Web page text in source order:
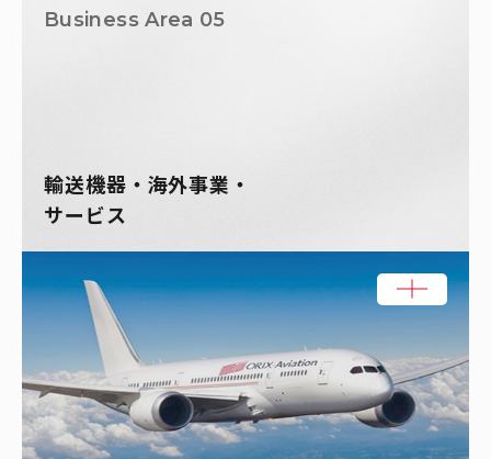
Business Area 05
輸送機器・海外事業・
サービス